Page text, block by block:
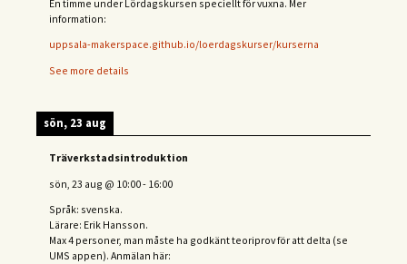
En timme under Lördagskursen speciellt för vuxna. Mer
information:
uppsala-makerspace.github.io/loerdagskurser/kurserna
See more details
sön, 23 aug
Träverkstadsintroduktion
sön, 23 aug @ 10:00- 16:00
Språk: svenska.
Lärare: Erik Hansson.
Max 4 personer, man måste ha godkänt teoriprov för att delta (se
UMS appen). Anmälan här: